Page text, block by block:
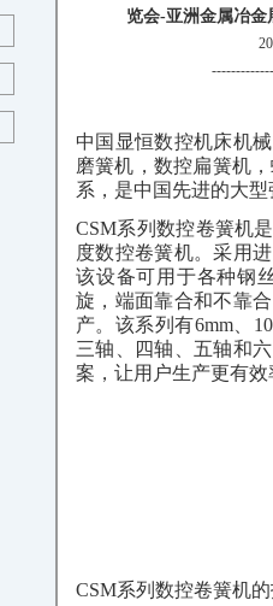
览会-亚洲金属冶
中国显恒数控机床机
磨簧机，数控扁簧机
系，是中国先进的大
CSM系列数控卷簧机
度数控卷簧机。采用
该设备可用于各种钢
旋，端面靠合和不靠
产。该系列有6mm、
三轴、四轴、五轴和
案，让用户生产更有
CSM系列数控卷簧机